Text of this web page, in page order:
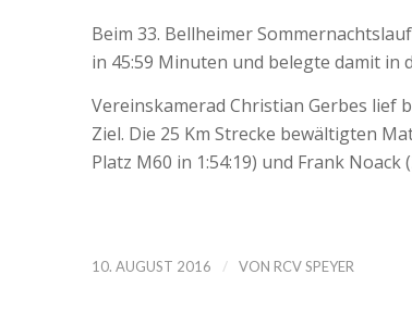
Beim 33. Bellheimer
in 45:59 Minuten und belegte damit in
Vereinskamerad Christian Gerbes lief
Ziel. Die 25 Km Strecke bewältigten
Platz M60 in 1:54:19) und Frank Noack
10. AUGUST 2016 / VON RCV SPEYER